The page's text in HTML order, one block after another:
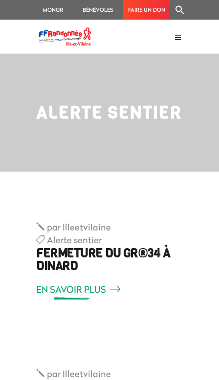
MONGR BÉNÉVOLES FAIRE UN DON
ALERTE SENTIER
par Illeetvilaine
Alerte sentier
FERMETURE DU GR®34 À
DINARD
EN SAVOIR PLUS
par Illeetvilaine